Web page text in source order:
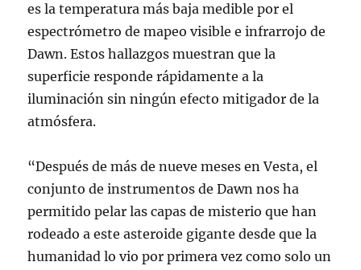
es la temperatura más baja medible por el
espectrómetro de mapeo visible e infrarrojo de
Dawn. Estos hallazgos muestran que la
superficie responde rápidamente a la
iluminación sin ningún efecto mitigador de la
atmósfera.
“Después de más de nueve meses en Vesta, el
conjunto de instrumentos de Dawn nos ha
permitido pelar las capas de misterio que han
rodeado a este asteroide gigante desde que la
humanidad lo vio por primera vez como solo un